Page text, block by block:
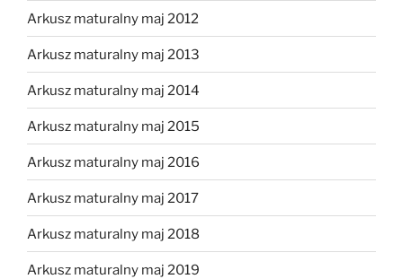
Arkusz maturalny maj 2012
Arkusz maturalny maj 2013
Arkusz maturalny maj 2014
Arkusz maturalny maj 2015
Arkusz maturalny maj 2016
Arkusz maturalny maj 2017
Arkusz maturalny maj 2018
Arkusz maturalny maj 2019